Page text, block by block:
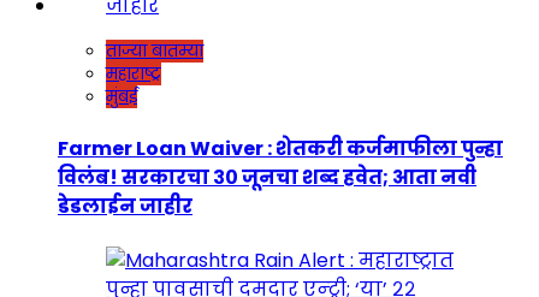
ताज्या बातम्या
महाराष्ट्र
मुंबई
Farmer Loan Waiver : शेतकरी कर्जमाफीला पुन्हा
विलंब! सरकारचा ३० जूनचा शब्द हवेत; आता नवी
डेडलाईन जाहीर